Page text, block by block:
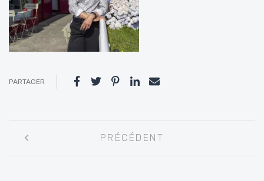
PARTAGER
entre
PRÉCÉDENT